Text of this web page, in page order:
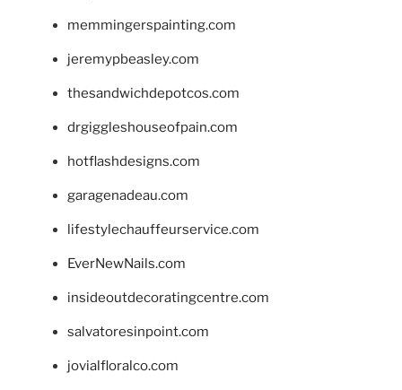
memmingerspainting.com
jeremypbeasley.com
thesandwichdepotcos.com
drgiggleshouseofpain.com
hotflashdesigns.com
garagenadeau.com
lifestylechauffeurservice.com
EverNewNails.com
insideoutdecoratingcentre.com
salvatoresinpoint.com
jovialfloralco.com